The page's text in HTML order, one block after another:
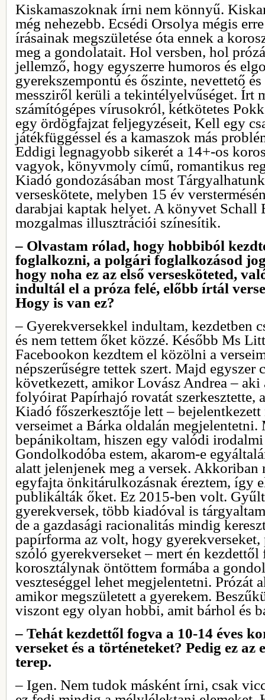
Kiskamaszoknak írni nem könnyű.
még nehezebb. Ecsédi Orsolya mégis
írásainak megszületése óta ennek a
meg a gondolatait. Hol versben, hol
jellemző, hogy egyszerre humoros és
gyerekszempontú és őszinte, nevettető
messziről kerüli a tekintélyelvűséget. Írt
számítógépes vírusokról, kétkötetes
egy ördögfajzat feljegyzéseit, Kell egy
játékfüggéssel és a kamaszok más
Eddigi legnagyobb sikerét a 14+-os
vagyok, könyvmoly című, romantikus
Kiadó gondozásában most
verseskötete, melyben 15 év
darabjai kaptak helyet. A könyvet Schall
mozgalmas illusztrációi színesítik.
– Olvastam rólad, hogy hobbiból
foglalkozni, a polgári foglalkozásod
hogy noha ez az első versesköteted,
indultál el a próza felé, előbb írtál
Hogy is van ez?
– Gyerekversekkel indultam, kezdetben
és nem tettem őket közzé. Később Ms
Facebookon kezdtem el közölni a
népszerűségre tettek szert. Majd egyszer
következett, amikor Lovász Andrea –
folyóirat Papírhajó rovatát szerkesztette,
Kiadó főszerkesztője lett – bejelentkezett
verseimet a Bárka oldalán
bepánikoltam, hiszen egy valódi
Gondolkodóba estem, akarom-e
alatt jelenjenek meg a versek. Akkoriban
egyfajta önkitárulkozásnak éreztem, így
publikálták őket. Ez 2015-ben volt.
gyerekversek, több kiadóval is
de a gazdasági racionalitás mindig
papírforma az volt, hogy
szóló gyerekverseket – mert én kezdettől
korosztálynak öntöttem formába a
veszteséggel lehet megjelentetni. Prózát
amikor megszületett a gyerekem.
viszont egy olyan hobbi, amit bárhol és
– Tehát kezdettől fogva a 10-14 éves
verseket és a történeteket? Pedig ez az
terep.
– Igen. Nem tudok másként írni, csak